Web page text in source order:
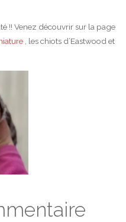
!! Venez découvrir sur la page
, les chiots d’Eastwood et